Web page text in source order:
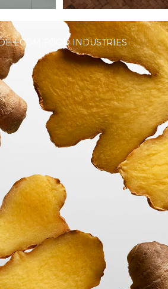
ECOM FOOD INDUSTRIES